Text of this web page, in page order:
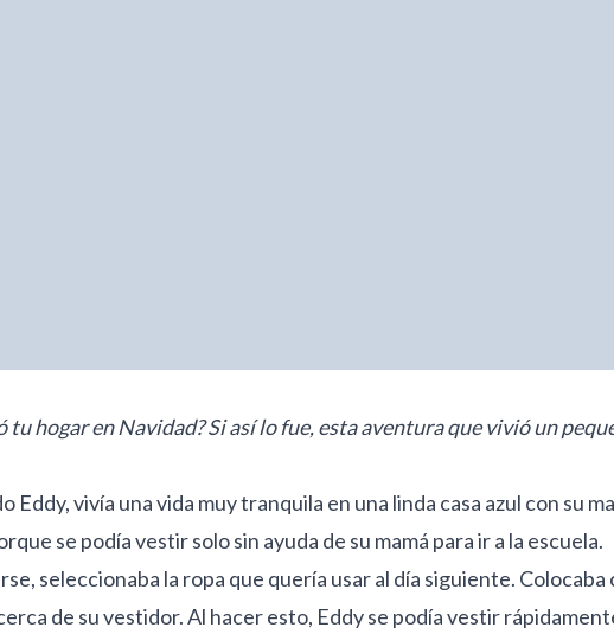
tu hogar en Navidad? Si así lo fue, esta aventura que vivió un
Eddy, vivía una vida muy tranquila en una linda casa azul con su
se podía vestir solo sin ayuda de su mamá para ir a la escuela.
seleccionaba la ropa que quería usar al día siguiente.
de su vestidor. Al hacer esto, Eddy se podía vestir